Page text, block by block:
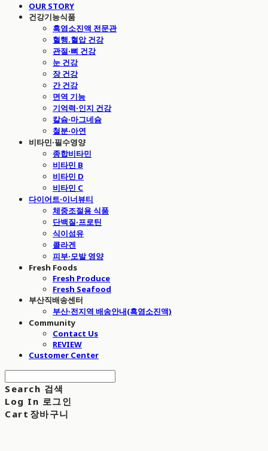
OUR STORY
건강기능식품
흑염소진액 전문관
혈행.혈압 건강
관절·뼈 건강
눈 건강
장 건강
간 건강
면역 기능
기억력·인지 건강
칼슘·마그네슘
철분·아연
비타민·필수영양
종합비타민
비타민 B
비타민 D
비타민 C
다이어트·이너뷰티
체중조절용 식품
단백질·프로틴
식이섬유
콜라겐
피부·모발 영양
Fresh Foods
Fresh Produce
Fresh Seafood
부산직배송센터
부산·전지역 배송안내(흑염소진액)
Community
Contact Us
REVIEW
Customer Center
Search 검색
Log In 로그인
Cart 장바구니